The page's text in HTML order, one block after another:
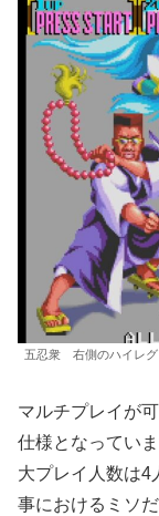
五忍衆 右側のハイレグ
マルチプレイが
仕様となってい
大プレイ人数は4
事におけるミソ